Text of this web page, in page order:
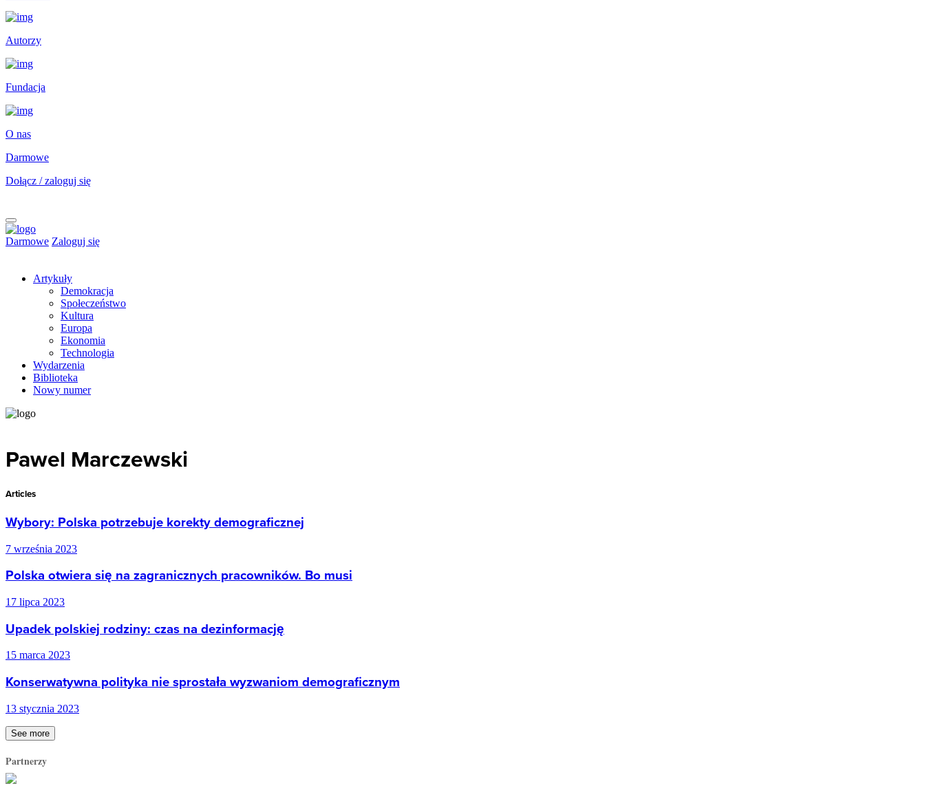
Autorzy
Fundacja
O nas
Darmowe
Dołącz / zaloguj się
Darmowe Zaloguj się
Artykuły
Demokracja
Społeczeństwo
Kultura
Europa
Ekonomia
Technologia
Wydarzenia
Biblioteka
Nowy numer
Pawel Marczewski
Articles
Wybory: Polska potrzebuje korekty demograficznej
7 września 2023
Polska otwiera się na zagranicznych pracowników. Bo musi
17 lipca 2023
Upadek polskiej rodziny: czas na dezinformację
15 marca 2023
Konserwatywna polityka nie sprostała wyzwaniom demograficznym
13 stycznia 2023
See more
Partnerzy